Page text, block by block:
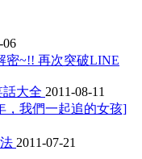
06
密~!! 再次突破LINE
大全 2011-08-11
，我們一起追的女孩]
2011-07-21